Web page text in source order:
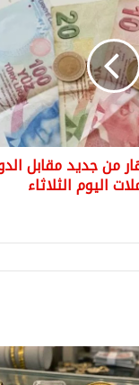
من جديد مقابل
اليوم الثلاثاء